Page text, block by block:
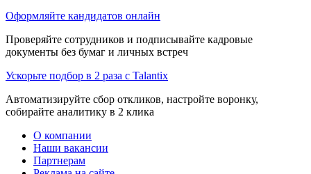
Оформляйте кандидатов онлайн
Проверяйте сотрудников и подписывайте кадровые
документы без бумаг и личных встреч
Ускорьте подбор в 2 раза с Talantix
Автоматизируйте сбор откликов, настройте воронку,
собирайте аналитику в 2 клика
О компании
Наши вакансии
Партнерам